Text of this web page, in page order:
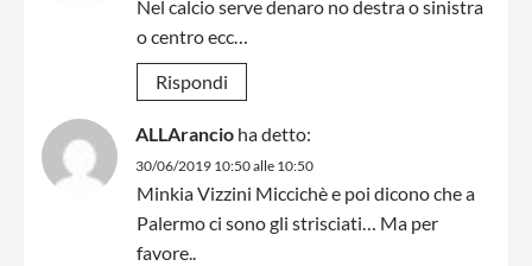
Nel calcio serve denaro no destra o sinistra
o centro ecc…
Rispondi
ALLArancio ha detto:
30/06/2019 10:50 alle 10:50
Minkia Vizzini Miccichè e poi dicono che a
Palermo ci sono gli strisciati… Ma per
favore..